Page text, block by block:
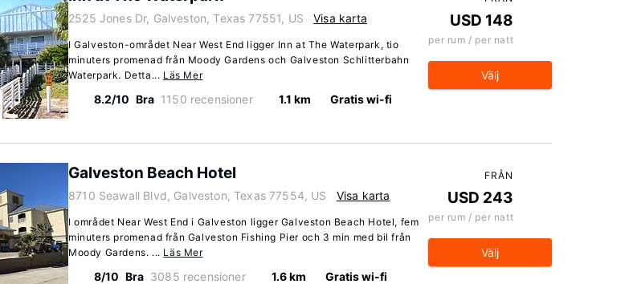
2525 Jones Dr, Galveston, Texas 77551, US Visa karta
I Galveston-området Near West End ligger Inn at The Waterpark, tio
minuters promenad från Moody Gardens och Galveston Schlitterbahn
Waterpark. Detta... Läs Mer
8.2/10 Bra 1150 recensioner 1.1 km Gratis wi-fi
USD 148
per rum / per natt
Välj
Galveston Beach Hotel
8710 Seawall Blvd, Galveston, Texas 77554, US Visa karta
I området Near West End i Galveston ligger Galveston Beach Hotel, fem
minuters promenad från Galveston Fishing Pier och 3 min med bil från
Moody Gardens. ... Läs Mer
8/10 Bra 3085 recensioner 1.6 km Gratis wi-fi
FRÅN
USD 243
per rum / per natt
Välj